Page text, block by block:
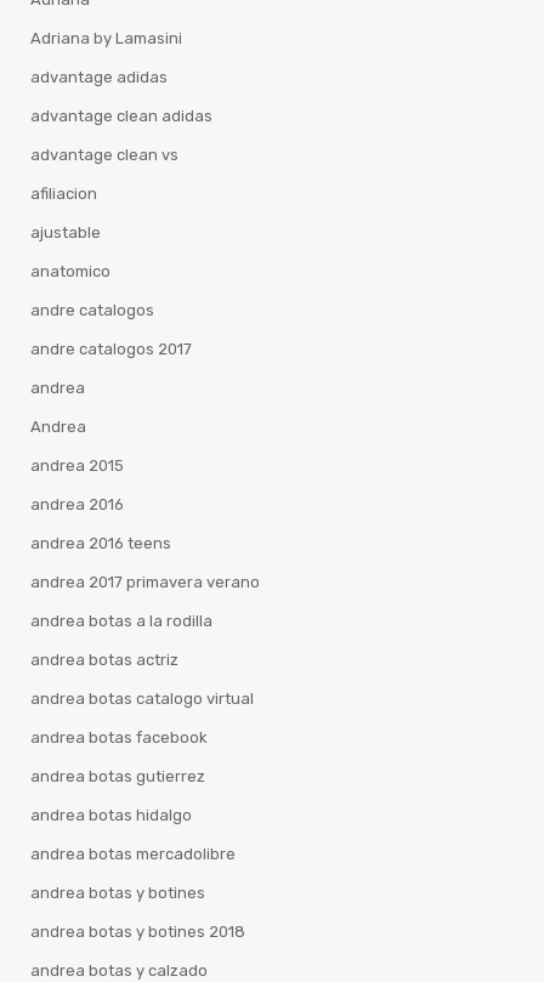
Adriana by Lamasini
advantage adidas
advantage clean adidas
advantage clean vs
afiliacion
ajustable
anatomico
andre catalogos
andre catalogos 2017
andrea
Andrea
andrea 2015
andrea 2016
andrea 2016 teens
andrea 2017 primavera verano
andrea botas a la rodilla
andrea botas actriz
andrea botas catalogo virtual
andrea botas facebook
andrea botas gutierrez
andrea botas hidalgo
andrea botas mercadolibre
andrea botas y botines
andrea botas y botines 2018
andrea botas y calzado